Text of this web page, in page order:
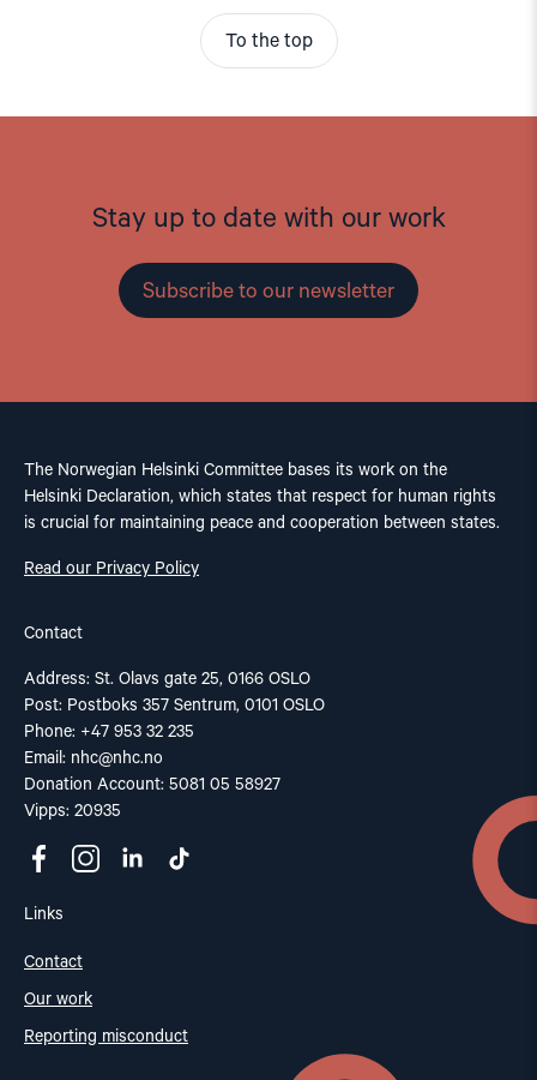
To the top
Stay up to date with our work
Subscribe to our newsletter
The Norwegian Helsinki Committee bases its work on the
Helsinki Declaration, which states that respect for human rights
is crucial for maintaining peace and cooperation between states.
Read our Privacy Policy
Contact
Address: St. Olavs gate 25, 0166 OSLO
Post: Postboks 357 Sentrum, 0101 OSLO
Phone: +47 953 32 235
Email: nhc@nhc.no
Donation Account: 5081 05 58927
Vipps: 20935
Links
Contact
Our work
Reporting misconduct